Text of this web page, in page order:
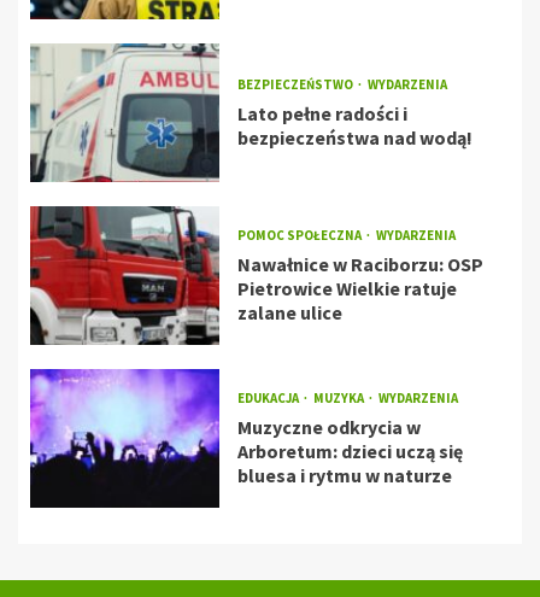
BEZPIECZEŃSTWO WYDARZENIA
Lato pełne radości i
bezpieczeństwa nad wodą!
POMOC SPOŁECZNA WYDARZENIA
Nawałnice w Raciborzu: OSP
Pietrowice Wielkie ratuje
zalane ulice
EDUKACJA MUZYKA WYDARZENIA
Muzyczne odkrycia w
Arboretum: dzieci uczą się
bluesa i rytmu w naturze